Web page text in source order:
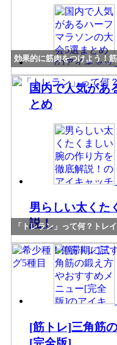
効果的に筋肉をつけよう！
「トレラン」って何？トレ
国内で人気があ
とめ
男らしい太くた
説！
[筋トレ]三角筋